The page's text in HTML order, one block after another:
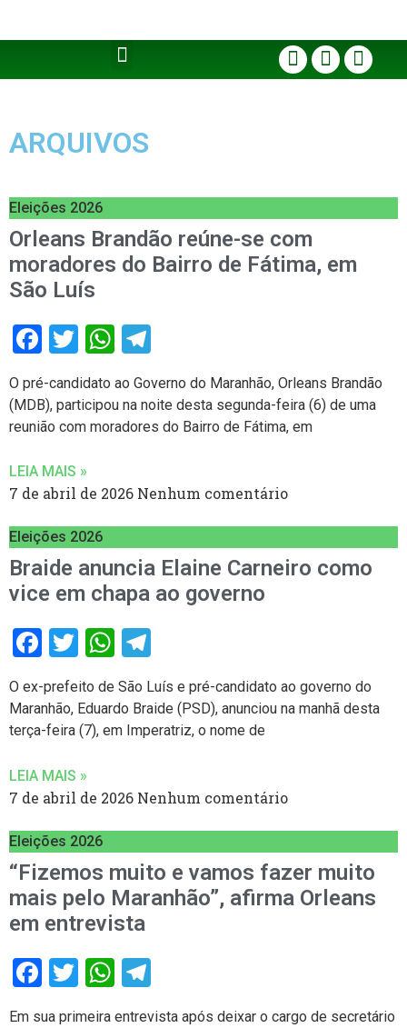
ARQUIVOS
Eleições 2026
Orleans Brandão reúne-se com
moradores do Bairro de Fátima, em
São Luís
Facebook
TwitterWhatsApp
O pré-candidato ao Governo do Maranhão, Orleans Brandão
(MDB), participou na noite desta segunda-feira (6) de uma
reunião com moradores do Bairro de Fátima, em
LEIA MAIS »
7 de abril de 2026 Nenhum comentário
Eleições 2026
Braide anuncia Elaine Carneiro como
vice em chapa ao governo
Facebook
TwitterWhatsApp
O ex-prefeito de São Luís e pré-candidato ao governo do
Maranhão, Eduardo Braide (PSD), anunciou na manhã desta
terça-feira (7), em Imperatriz, o nome de
LEIA MAIS »
7 de abril de 2026 Nenhum comentário
Eleições 2026
“Fizemos muito e vamos fazer muito
mais pelo Maranhão”, afirma Orleans
em entrevista
Facebook
TwitterWhatsApp
Em sua primeira entrevista após deixar o cargo de secretário